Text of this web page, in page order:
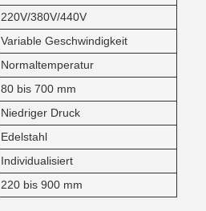
220V/380V/440V
Variable Geschwindigkeit
Normaltemperatur
80 bis 700 mm
Niedriger Druck
Edelstahl
Individualisiert
220 bis 900 mm